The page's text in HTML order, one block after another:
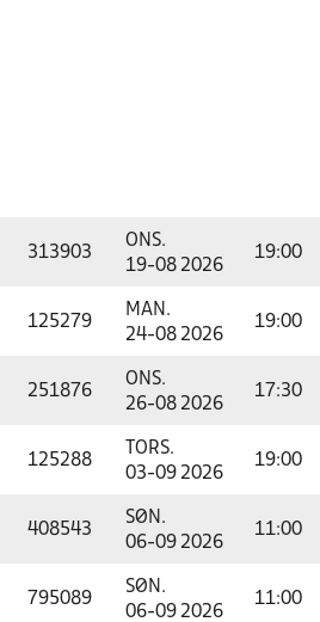
313903
ONS.
19-08 2026
19:00
125279
MAN.
24-08 2026
19:00
251876
ONS.
26-08 2026
17:30
125288
TORS.
03-09 2026
19:00
408543
SØN.
06-09 2026
11:00
795089
SØN.
06-09 2026
11:00